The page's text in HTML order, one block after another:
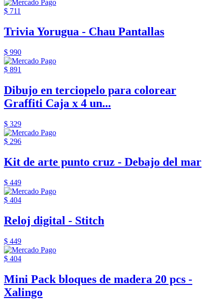
$ 711
Trivia Yorugua - Chau Pantallas
$ 990
$ 891
Dibujo en terciopelo para colorear
Graffiti Caja x 4 un...
$ 329
$ 296
Kit de arte punto cruz - Debajo del mar
$ 449
$ 404
Reloj digital - Stitch
$ 449
$ 404
Mini Pack bloques de madera 20 pcs -
Xalingo